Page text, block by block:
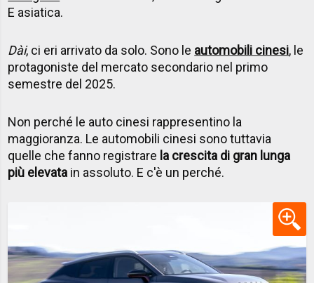
E asiatica.
Dài, ci eri arrivato da solo. Sono le automobili cinesi, le
protagoniste del mercato secondario nel primo
semestre del 2025.
Non perché le auto cinesi rappresentino la
maggioranza. Le automobili cinesi sono tuttavia
quelle che fanno registrare la crescita di gran lunga
più elevata in assoluto. E c'è un perché.